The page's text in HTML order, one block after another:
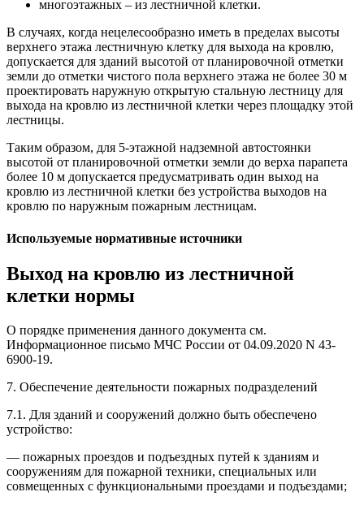
многоэтажных – из лестничной клетки.
В случаях, когда нецелесообразно иметь в пределах высоты
верхнего этажа лестничную клетку для выхода на кровлю,
допускается для зданий высотой от планировочной отметки
земли до отметки чистого пола верхнего этажа не более 30 м
проектировать наружную открытую стальную лестницу для
выхода на кровлю из лестничной клетки через площадку этой
лестницы.
Таким образом, для 5-этажной надземной автостоянки
высотой от планировочной отметки земли до верха парапета
более 10 м допускается предусматривать один выход на
кровлю из лестничной клетки без устройства выходов на
кровлю по наружным пожарным лестницам.
Используемые нормативные источники
Выход на кровлю из лестничной
клетки нормы
О порядке применения данного документа см.
Информационное письмо МЧС России от 04.09.2020 N 43-
6900-19.
7. Обеспечение деятельности пожарных подразделений
7.1. Для зданий и сооружений должно быть обеспечено
устройство:
— пожарных проездов и подъездных путей к зданиям и
сооружениям для пожарной техники, специальных или
совмещенных с функциональными проездами и подъездами;